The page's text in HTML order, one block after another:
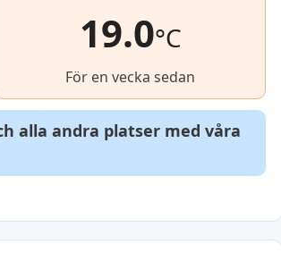
19.0°C
För en vecka sedan
alla andra platser med våra